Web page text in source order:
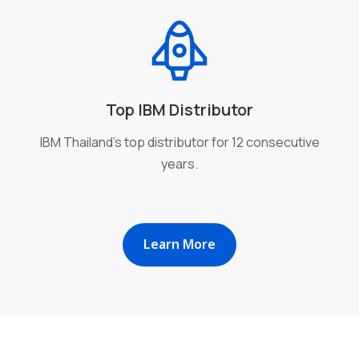
Top IBM Distributor
IBM Thailand's top distributor for 12 consecutive
years.
Learn More